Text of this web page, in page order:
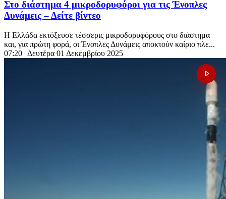
Στο διάστημα 4 μικροδορυφόροι για τις Ένοπλες
Δυνάμεις – Δείτε βίντεο
Η Ελλάδα εκτόξευσε τέσσερις μικροδορυφόρους στο διάστημα
και, για πρώτη φορά, οι Ένοπλες Δυνάμεις αποκτούν καίριο πλε...
07:20 | Δευτέρα 01 Δεκεμβρίου 2025